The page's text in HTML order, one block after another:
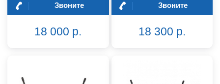
Звоните
18 000 р.
Звоните
18 300 р.